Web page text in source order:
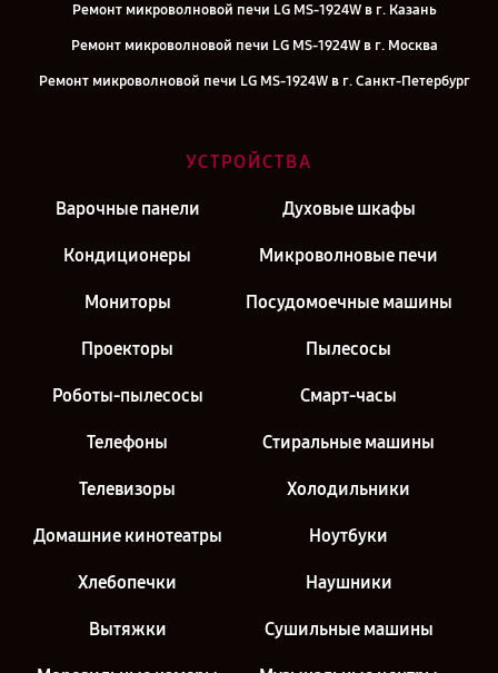
Ремонт микроволновой печи LG MS-1924W в г. Казань
Ремонт микроволновой печи LG MS-1924W в г. Москва
Ремонт микроволновой печи LG MS-1924W в г. Санкт-Петербург
УСТРОЙСТВА
Варочные панели Духовые шкафы
Кондиционеры Микроволновые печи
Мониторы Посудомоечные машины
Проекторы Пылесосы
Роботы-пылесосы Смарт-часы
Телефоны Стиральные машины
Телевизоры Холодильники
Домашние кинотеатры Ноутбуки
Хлебопечки Наушники
Вытяжки Сушильные машины